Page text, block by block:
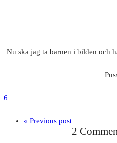
Nu ska jag ta barnen i bilden och
6
« Previous post
2